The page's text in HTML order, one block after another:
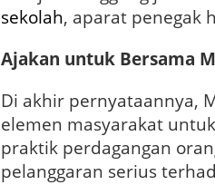
sekolah, aparat penegak
Ajakan untuk Bersama
Di akhir pernyataannya,
elemen masyarakat
praktik perdagangan
pelanggaran serius